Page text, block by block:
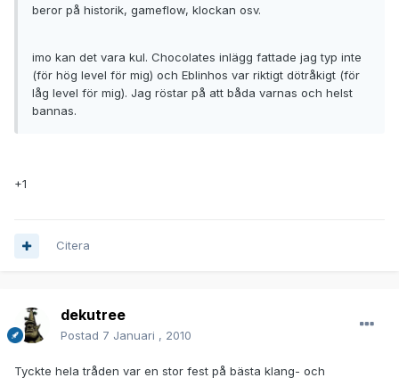
beror på historik, gameflow, klockan osv.
imo kan det vara kul. Chocolates inlägg fattade jag typ inte
(för hög level för mig) och Eblinhos var riktigt dötråkigt (för
låg level för mig). Jag röstar på att båda varnas och helst
bannas.
+1
Citera
dekutree
Postad 7 Januari , 2010
Tyckte hela tråden var en stor fest på bästa klang- och